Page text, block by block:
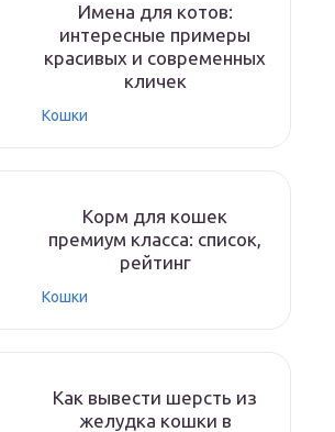
Имена для котов:
интересные примеры
красивых и современных
кличек
Кошки
Корм для кошек
премиум класса: список,
рейтинг
Кошки
Как вывести шерсть из
желудка кошки в